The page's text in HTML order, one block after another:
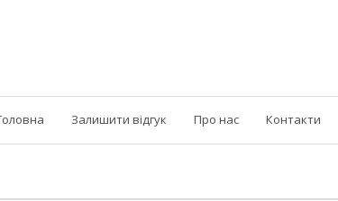
Залишити відгук Про нас Контакти